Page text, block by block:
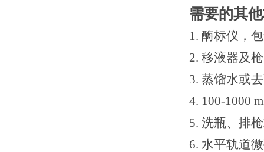
需要的其
1. 酶标仪，
2. 移液器及
3. 蒸馏水或
4. 100-1000
5. 洗瓶、排
6. 水平轨道